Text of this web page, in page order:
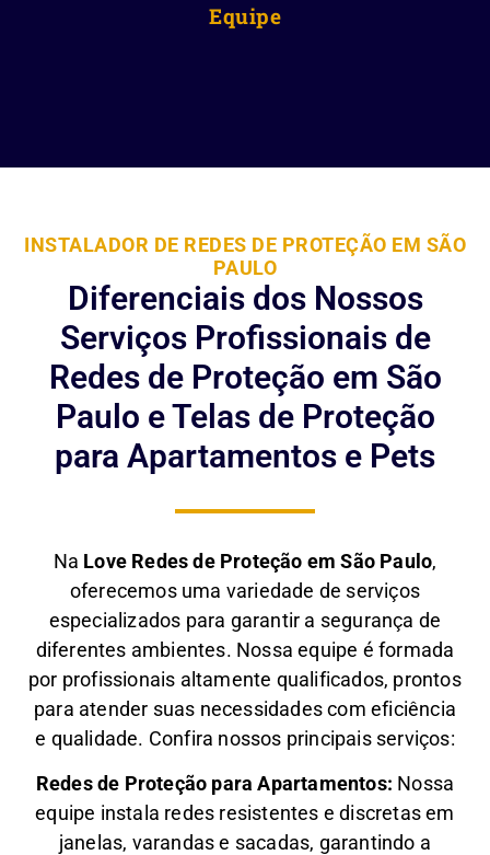
Equipe
INSTALADOR DE REDES DE PROTEÇÃO EM SÃO
PAULO
Diferenciais dos Nossos
Serviços Profissionais de
Redes de Proteção em São
Paulo e Telas de Proteção
para Apartamentos e Pets
Na Love Redes de Proteção em São Paulo,
oferecemos uma variedade de serviços
especializados para garantir a segurança de
diferentes ambientes. Nossa equipe é formada
por profissionais altamente qualificados, prontos
para atender suas necessidades com eficiência
e qualidade. Confira nossos principais serviços:
Redes de Proteção para Apartamentos: Nossa
equipe instala redes resistentes e discretas em
janelas, varandas e sacadas, garantindo a